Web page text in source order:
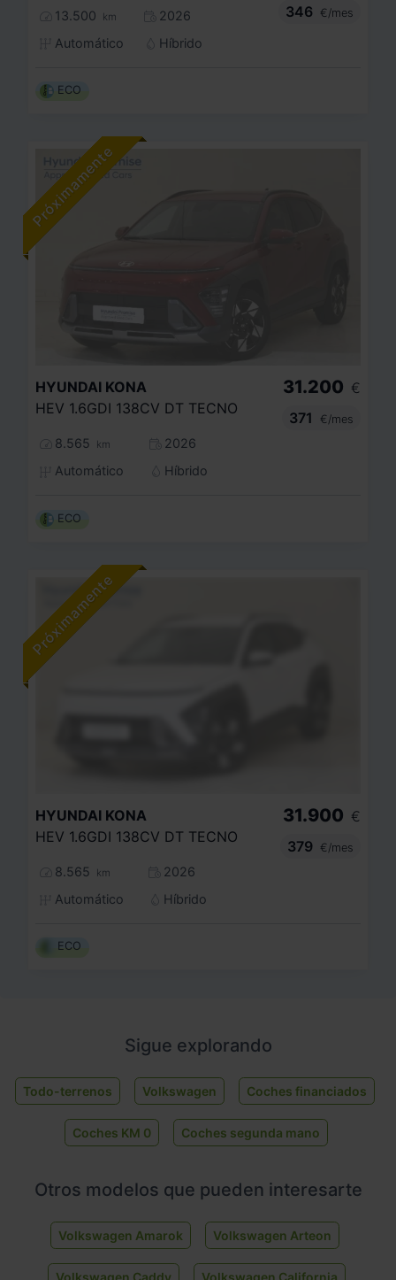
13.500 km
2026
Automático
Híbrido
346
€/mes
ECO
HYUNDAI KONA
HEV 1.6GDI 138CV DT TECNO
8.565 km
2026
Automático
Híbrido
31.200 €
371
€/mes
ECO
HYUNDAI KONA
HEV 1.6GDI 138CV DT TECNO
8.565 km
2026
Automático
Híbrido
31.900 €
379
€/mes
ECO
Sigue explorando
Todo-terrenos Volkswagen Coches financiados
Coches KM 0 Coches segunda mano
Otros modelos que pueden interesarte
Volkswagen Amarok Volkswagen Arteon
Volkswagen Caddy Volkswagen California